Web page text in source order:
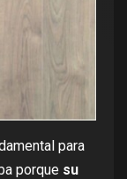
para
porque su